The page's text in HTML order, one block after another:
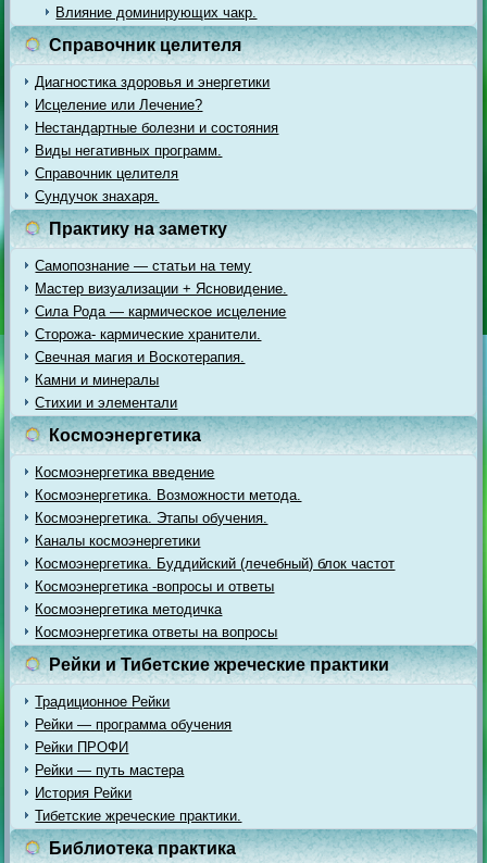
Влияние доминирующих чакр.
Справочник целителя
Диагностика здоровья и энергетики
Исцеление или Лечение?
Нестандартные болезни и состояния
Виды негативных программ.
Справочник целителя
Сундучок знахаря.
Практику на заметку
Самопознание — статьи на тему
Мастер визуализации + Ясновидение.
Сила Рода — кармическое исцеление
Сторожа- кармические хранители.
Свечная магия и Воскотерапия.
Камни и минералы
Стихии и элементали
Космоэнергетика
Космоэнергетика введение
Космоэнергетика. Возможности метода.
Космоэнергетика. Этапы обучения.
Каналы космоэнергетики
Космоэнергетика. Буддийский (лечебный) блок частот
Космоэнергетика -вопросы и ответы
Космоэнергетика методичка
Космоэнергетика ответы на вопросы
Рейки и Тибетские жреческие практики
Традиционное Рейки
Рейки — программа обучения
Рейки ПРОФИ
Рейки — путь мастера
История Рейки
Тибетские жреческие практики.
Библиотека практика